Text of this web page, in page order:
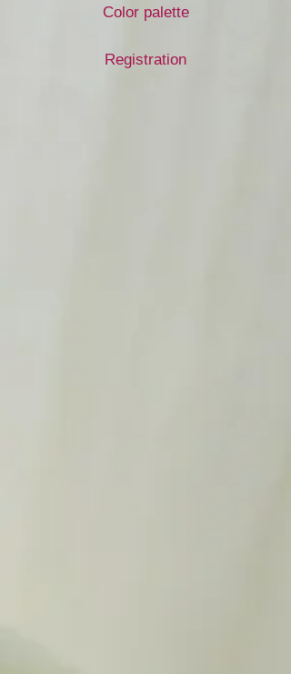
Color palette
Registration